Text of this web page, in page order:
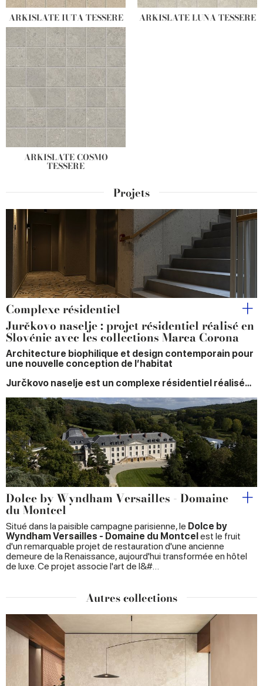
ARKISLATE IUTA TESSERE ARKISLATE LUNA TESSERE
ARKISLATE COSMO
TESSERE
Projets
Complexe résidentiel
Jurčkovo naselje : projet résidentiel réalisé en
Slovénie avec les collections Marca Corona
Architecture biophilique et design contemporain pour
une nouvelle conception de l’habitat
Jurčkovo naselje est un complexe résidentiel réalisé…
Dolce by Wyndham Versailles - Domaine
du Montcel
Situé dans la paisible campagne parisienne, le Dolce by
Wyndham Versailles - Domaine du Montcelest le fruit
d'un remarquable projet de restauration d'une ancienne
demeure de la Renaissance, aujourd'hui transformée en hôtel
de luxe. Ce projet associe l'art de l&#…
Autres collections